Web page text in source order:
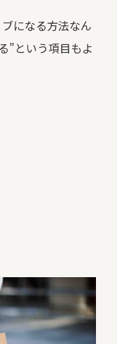
になる方法なん
”という項目もよ